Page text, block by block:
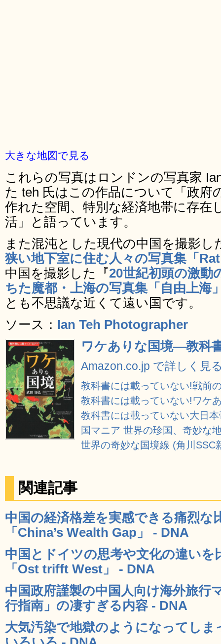
大きな地図で見る
これらの写真はロンドンの写真家
た teh 氏はこの作品について「政府
作れた空間、特別な経済地帯に存在
活」と語っています。
また混沌とした現代の中国を撮影し
狭い地下室に住む人々の写真集「
中国を撮影した『20世紀初頭の激動
ちた魔都・上海の写真集「自由上海
とも不思議な近くて遠い国です。
ソース： Ian Teh Photographer
ワケありな国境―教科
Amazon.co.jp で詳しく見
教科書には載っていない!戦前
教科書には載っていない!ワケ
教科書には載っていない大日
国マニア 世界の珍国、奇妙な
世界の奇妙な国境線 (角川SSC
関連記事
中国の経済格差を実感できる痛烈な
「China’s Wealth Gap」 - DNA
中国とドイツの思考や文化の違いを
「Ost trifft West」 - DNA
中国政府謹製の中国人向け海外旅行
行指南」の凄すぎる内容 - DNA
大気汚染で地獄のようになってしま